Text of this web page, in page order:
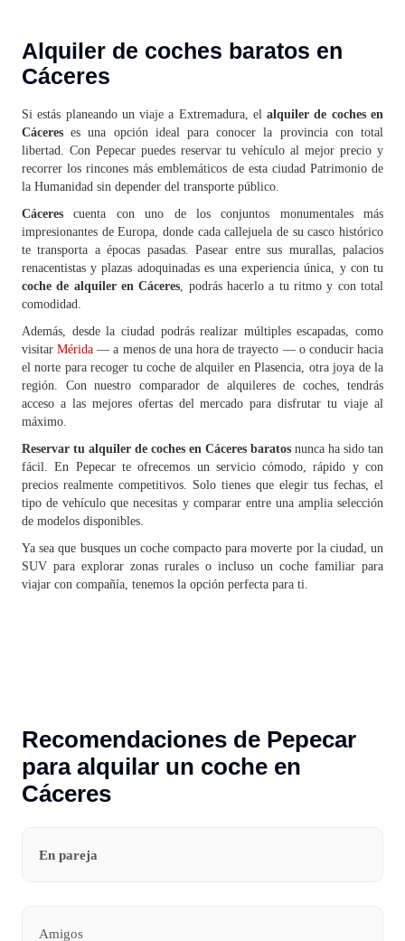
Alquiler de coches baratos en
Cáceres
Si estás planeando un viaje a Extremadura, elalquiler de coches en
Cáceres es una opción ideal para conocer la provincia con total
libertad. Con Pepecar puedes reservar tu vehículo al mejor precio y
recorrer los rincones más emblemáticos de esta ciudad Patrimonio de
la Humanidad sin depender del transporte público.
Cáceres cuenta con uno de los conjuntos monumentales más
impresionantes de Europa, donde cada callejuela de su casco histórico
te transporta a épocas pasadas. Pasear entre sus murallas, palacios
renacentistas y plazas adoquinadas es una experiencia única, y con tu
coche de alquiler en Cáceres, podrás hacerlo a tu ritmo y con total
comodidad.
Además, desde la ciudad podrás realizar múltiples escapadas, como
visitarMérida — a menos de una hora de trayecto — o conducir hacia
el norte para recoger tu coche de alquiler en Plasencia, otra joya de la
región. Con nuestro comparador de alquileres de coches, tendrás
acceso a las mejores ofertas del mercado para disfrutar tu viaje al
máximo.
Reservar tu alquiler de coches en Cáceres baratos nunca ha sido tan
fácil. En Pepecar te ofrecemos un servicio cómodo, rápido y con
precios realmente competitivos. Solo tienes que elegir tus fechas, el
tipo de vehículo que necesitas y comparar entre una amplia selección
de modelos disponibles.
Ya sea que busques un coche compacto para moverte por la ciudad, un
SUV para explorar zonas rurales o incluso un coche familiar para
viajar con compañía, tenemos la opción perfecta para ti.
Recomendaciones de Pepecar
para alquilar un coche en
Cáceres
En pareja
Amigos